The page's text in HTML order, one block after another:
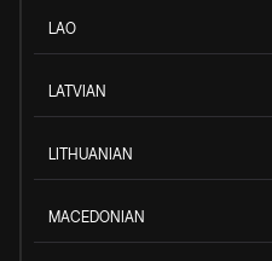
LAO
LATVIAN
LITHUANIAN
MACEDONIAN